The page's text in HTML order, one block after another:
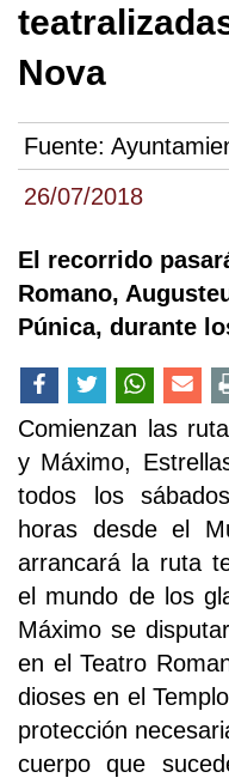
26/07/2018
Nova
Fuente:
El recorrido
Romano,
Púnica, durante
Comienzan las
y Máximo,
todos los
horas desde el
arrancará la ruta
el mundo de los
Máximo se
en el Teatro
dioses en el
protección
cuerpo que